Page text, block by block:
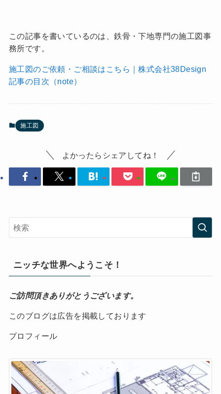
この記事を書いているのは、鉄骨・下地専門の施工図事
務所です。
施工図のご依頼・ご相談はこちら｜株式会社38Design
記事の目次（note）
施工図
よかったらシェアしてね！
ニッチな世界へようこそ！
ご訪問頂きありがとうございます。
このブログは広告を掲載しております
プロフィール